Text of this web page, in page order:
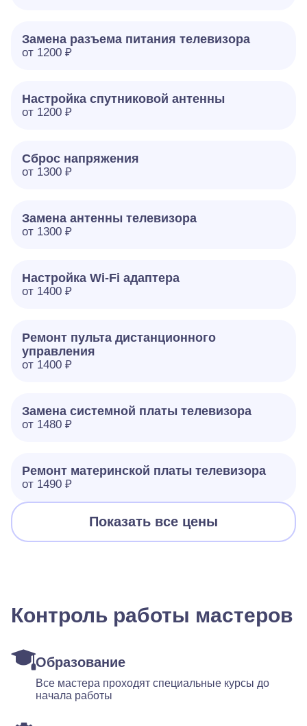
Замена разъема питания телевизора
от 1200 ₽
Настройка спутниковой антенны
от 1200 ₽
Сброс напряжения
от 1300 ₽
Замена антенны телевизора
от 1300 ₽
Настройка Wi-Fi адаптера
от 1400 ₽
Ремонт пульта дистанционного
управления
от 1400 ₽
Замена системной платы телевизора
от 1480 ₽
Ремонт материнской платы телевизора
от 1490 ₽
Показать все цены
Контроль работы мастеров
Образование
Все мастера проходят специальные курсы до
начала работы